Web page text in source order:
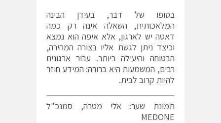
בסופו של דבר, בעידן הבינה
המלאכותית, השאלה אינה רק כמה
דאטה יש לארגון, אלא איפה הוא נמצא
וכיצד ניתן לגשת אליו בצורה המהירה,
הבטוחה והיעילה ביותר. עבור ארגונים
רבים, המשמעות היא ברורה: המידע חוזר
להיות קרוב לבית.
תמונת שער: אלי מטרה, סמנכ"ל
MEDONE